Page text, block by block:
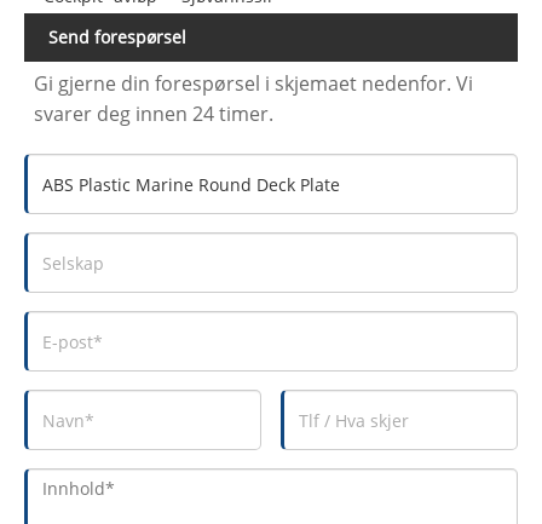
Send forespørsel
Gi gjerne din forespørsel i skjemaet nedenfor. Vi
svarer deg innen 24 timer.